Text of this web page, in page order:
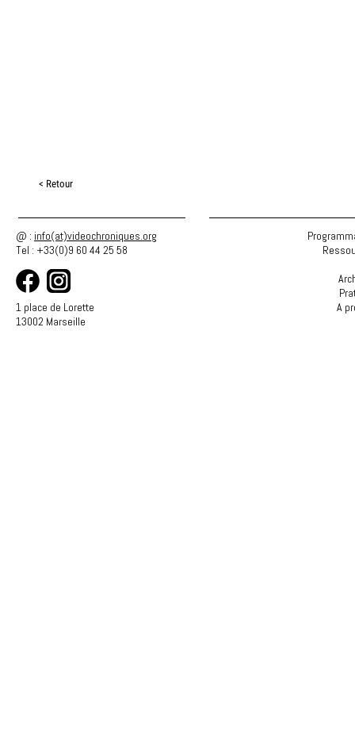
< Retour
@ : info(at)videochroniques.org
Tel : +33(0)9 60 44 25 58
1 place de Lorette
13002 Marseille
A